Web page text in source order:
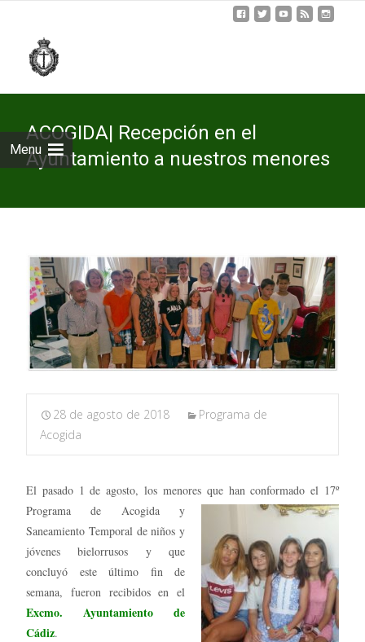
Menu
ACOGIDA| Recepción en el
Ayuntamiento a nuestros menores
28 de agosto de 2018
Programa de
Acogida
El pasado 1 de agosto, los menores que han conformado el 17º
Programa de Acogida y
Saneamiento Temporal de niños y
jóvenes bielorrusos y que
concluyó este último fin de
semana, fueron recibidos en el
Excmo. Ayuntamiento de
Cádiz.